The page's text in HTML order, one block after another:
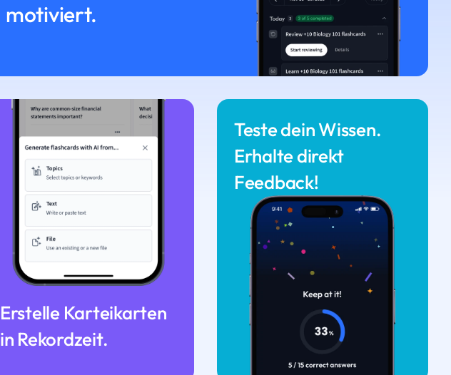
motiviert.
Erstelle Karteikarten
in Rekordzeit.
Teste dein Wissen.
Erhalte direkt
Feedback!